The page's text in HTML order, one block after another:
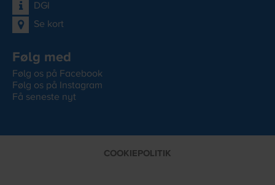
DGI
Se kort
Følg med
Følg os på Facebook
Følg os på Instagram
Få seneste nyt
COOKIEPOLITIK